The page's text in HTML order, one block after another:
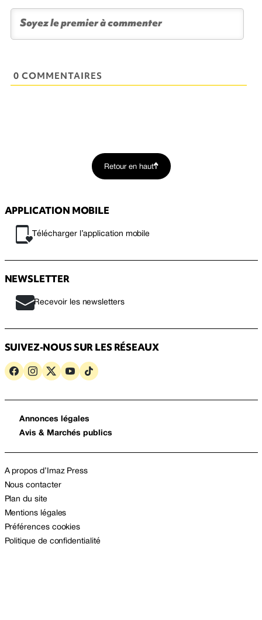
0 COMMENTAIRES
Retour en haut
APPLICATION MOBILE
Télécharger l’application mobile
NEWSLETTER
Recevoir les newsletters
SUIVEZ-NOUS SUR LES RÉSEAUX
Annonces légales
Avis & Marchés publics
A propos d’Imaz Press
Nous contacter
Plan du site
Mentions légales
Préférences cookies
Politique de confidentialité